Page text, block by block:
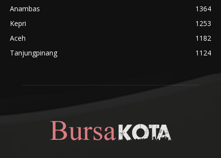
Anambas
1364
Kepri
1253
Aceh
1182
Tanjungpinang
1124